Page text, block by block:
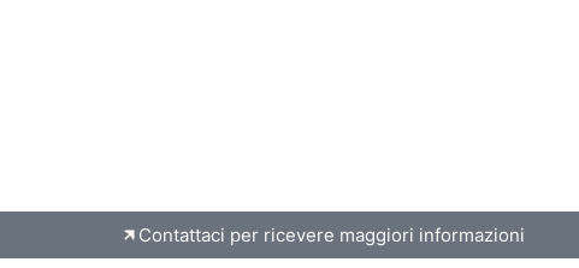
Contattaci per ricevere maggiori informazioni